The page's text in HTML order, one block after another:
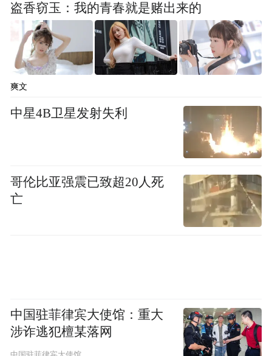
图源：飞瓜数据
2023年11月之前，温博士的知名度几近于
零，但自从11月底开始推广后，12月温博士
便以近1亿的GMV迅速升至抖音护肤榜第24
今年一季度温博士更是以2.5-5亿的GMV
挤进抖音第一季度美妆TOP10，位列第七，
仅抖音平台月均销售额均破亿，有时甚至单
月能达到2亿，半年（2023.12-2024.05）累
B5水
烧钱投流、国货噱头，温博士的成名之路跟
大多数抖音白牌一样，但这样的“成功密码”
盗香窃玉：我的青春就是赌出来的
爽文
中星4B卫星发射失利
哥伦比亚强震已致超20人死
亡
中国驻菲律宾大使馆：重大
涉诈逃犯檀某落网